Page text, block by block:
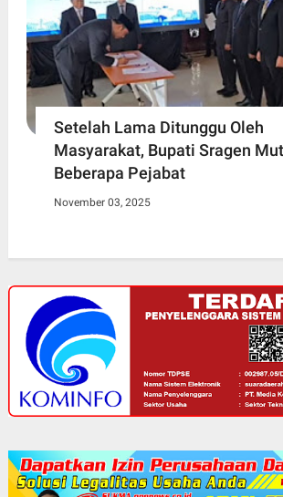
Setelah Lama Ditunggu Oleh
Masyarakat, Bupati Sragen
Beberapa Pejabat
November 03, 2025